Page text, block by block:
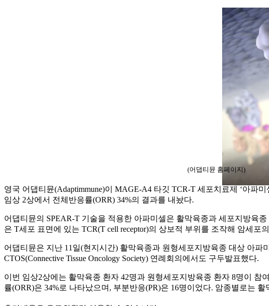
(어댑티뮨 홈페이지)
영국 어댑티뮨(Adaptimmune)이 MAGE-A4 타깃 TCR-T 세포치료제 ‘아파
임상 2상에서 전체반응률(ORR) 34%의 결과를 내놨다.
어댑티뮨의 SPEAR-T 기술을 적용한 아파미셀은 활막육종과 세포지방육
은 T세포 표면에 있는 TCR(T cell receptor)의 상보적 부위를 조작해 암세
어댑티뮨은 지난 11일(현지시간) 활막육종과 원형세포지방육종 대상 아
CTOS(Connective Tissue Oncology Society) 연례회의에서도 구두발표했다.
이번 임상2상에는 활막육종 환자 42명과 원형세포지방육종 환자 8명이 참
률(ORR)은 34%로 나타났으며, 부분반응(PR)은 16명이었다. 암종별로는